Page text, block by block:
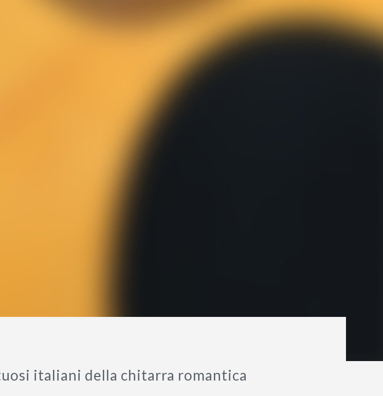
italiani della chitarra romantica